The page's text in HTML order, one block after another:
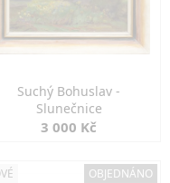
Suchý Bohuslav -
Slunečnice
3 000 Kč
OBJEDNÁNO